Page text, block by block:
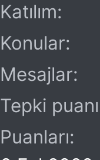
Katılım
Konular
Mesajlar
Tepki puanı
Puanları